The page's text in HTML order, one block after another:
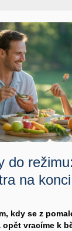
do
na
kdy se z
vracíme k